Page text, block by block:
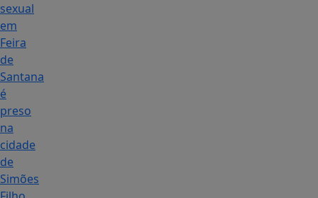
sexual
em
Feira
de
Santana
é
preso
na
cidade
de
Simões